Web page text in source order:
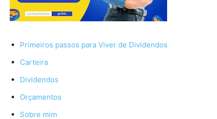
Primeiros passos para Viver de Dividendos
Carteira
Dividendos
Orçamentos
Sobre mim